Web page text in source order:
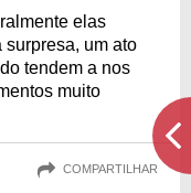
elas
surpresa, um ato
tendem a nos
muito
COMPARTILHAR